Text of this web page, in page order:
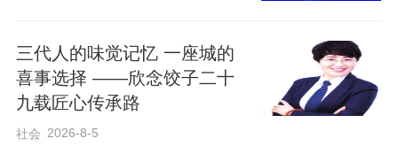
会，营造共读共学的浓厚氛围。市档案馆
向社区赠送《永远的丰碑》《衡水一绝
——宫廷金鱼》《衡水三绝之侯店毛笔》
等馆藏编研精品书籍，充实社区读书角资
三代人的味觉记忆 一座城的
喜事选择 ——欣念饺子二十
九载匠心传承路
社会 2026-8-5